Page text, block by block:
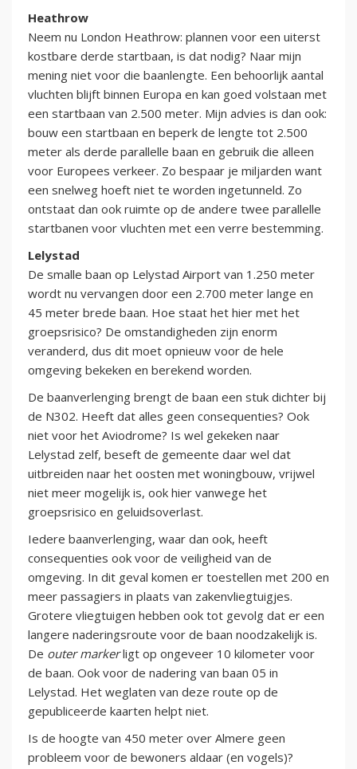
Heathrow
Neem nu London Heathrow: plannen voor een uiterst
kostbare derde startbaan, is dat nodig? Naar mijn
mening niet voor die baanlengte. Een behoorlijk aantal
vluchten blijft binnen Europa en kan goed volstaan met
een startbaan van 2.500 meter. Mijn advies is dan ook:
bouw een startbaan en beperk de lengte tot 2.500
meter als derde parallelle baan en gebruik die alleen
voor Europees verkeer. Zo bespaar je miljarden want
een snelweg hoeft niet te worden ingetunneld. Zo
ontstaat dan ook ruimte op de andere twee parallelle
startbanen voor vluchten met een verre bestemming.
Lelystad
De smalle baan op Lelystad Airport van 1.250 meter
wordt nu vervangen door een 2.700 meter lange en
45 meter brede baan. Hoe staat het hier met het
groepsrisico? De omstandigheden zijn enorm
veranderd, dus dit moet opnieuw voor de hele
omgeving bekeken en berekend worden.
De baanverlenging brengt de baan een stuk dichter bij
de N302. Heeft dat alles geen consequenties? Ook
niet voor het Aviodrome? Is wel gekeken naar
Lelystad zelf, beseft de gemeente daar wel dat
uitbreiden naar het oosten met woningbouw, vrijwel
niet meer mogelijk is, ook hier vanwege het
groepsrisico en geluidsoverlast.
Iedere baanverlenging, waar dan ook, heeft
consequenties ook voor de veiligheid van de
omgeving. In dit geval komen er toestellen met 200 en
meer passagiers in plaats van zakenvliegtuigjes.
Grotere vliegtuigen hebben ook tot gevolg dat er een
langere naderingsroute voor de baan noodzakelijk is.
De outer markerligt op ongeveer 10 kilometer voor
de baan. Ook voor de nadering van baan 05 in
Lelystad. Het weglaten van deze route op de
gepubliceerde kaarten helpt niet.
Is de hoogte van 450 meter over Almere geen
probleem voor de bewoners aldaar (en vogels)?